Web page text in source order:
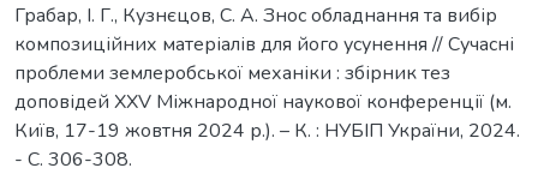
Грабар, І. Г., Кузнєцов, С. А. Знос обладнання та вибір
композиційних матеріалів для його усунення // Сучасні
проблеми землеробської механіки : збірник тез
доповідей XXV Міжнародної наукової конференції (м.
Київ, 17-19 жовтня 2024 р.). – К. : НУБІП України, 2024.
- С. 306-308.